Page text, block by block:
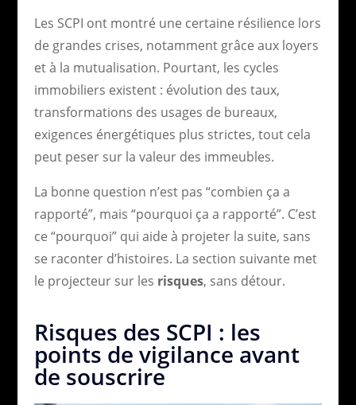
Les SCPI ont montré une certaine résilience lors
de grandes crises, notamment grâce aux loyers
et à la mutualisation. Pourtant, les cycles
immobiliers existent : évolution des taux,
transformations des usages de bureaux,
exigences énergétiques plus strictes, tout cela
peut peser sur la valeur des immeubles.
La bonne question n’est pas “combien ça a
rapporté”, mais “pourquoi ça a rapporté”. C’est
ce “pourquoi” qui aide à projeter la suite, sans
se raconter d’histoires. La section suivante met
le projecteur sur les risques, sans détour.
Risques des SCPI : les
points de vigilance avant
de souscrire